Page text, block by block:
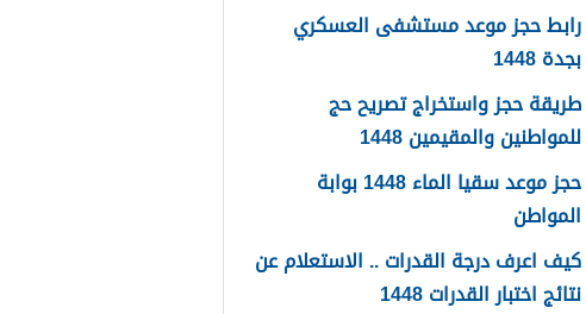
رابط حجز موعد مستشفى العسكري
بجدة 1448
طريقة حجز واستخراج تصريح حج
للمواطنين والمقيمين 1448
حجز موعد سقيا الماء 1448 بوابة
المواطن
كيف اعرف درجة القدرات .. الاستعلام عن
نتائج اختبار القدرات 1448